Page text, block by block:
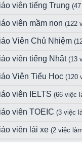
viên tiếng Trung
viên mầm non (122
Viên Chủ Nhiệm
viên tiếng Nhật (13
Viên Tiểu Học (120
viên IELTS (66 việc
viên TOEIC (3 việc
viên lái xe (2 việc